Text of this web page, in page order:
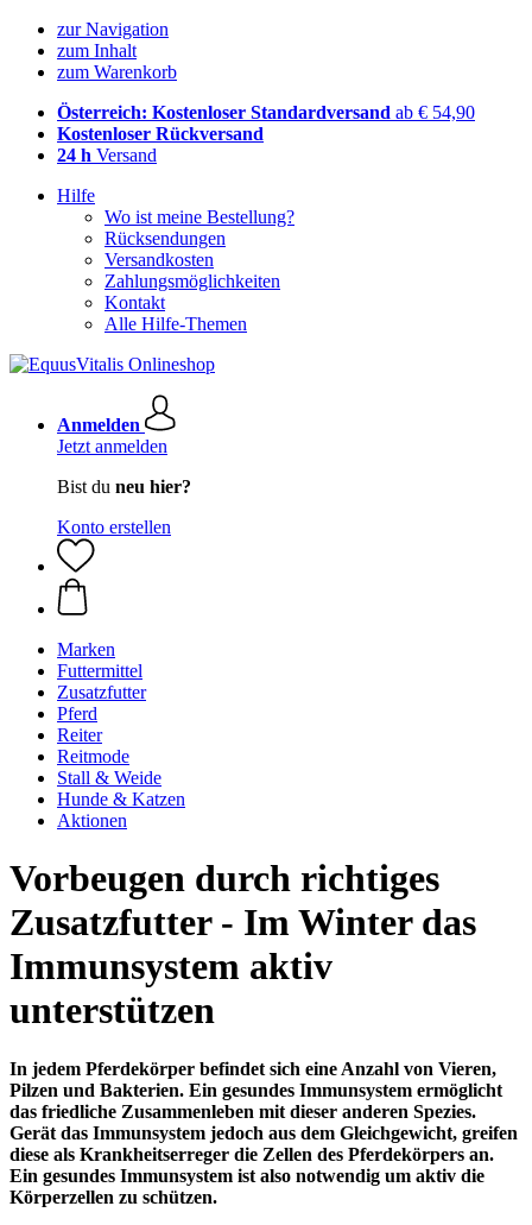
zur Navigation
zum Inhalt
zum Warenkorb
Österreich: Kostenloser Standardversand ab € 54,90
Kostenloser Rückversand
24 h Versand
Hilfe
Wo ist meine Bestellung?
Rücksendungen
Versandkosten
Zahlungsmöglichkeiten
Kontakt
Alle Hilfe-Themen
Anmelden
Jetzt anmelden
Bist du neu hier?
Konto erstellen
Marken
Futtermittel
Zusatzfutter
Pferd
Reiter
Reitmode
Stall & Weide
Hunde & Katzen
Aktionen
Vorbeugen durch richtiges
Zusatzfutter - Im Winter das
Immunsystem aktiv
unterstützen
In jedem Pferdekörper befindet sich eine Anzahl von Vieren,
Pilzen und Bakterien. Ein gesundes Immunsystem ermöglicht
das friedliche Zusammenleben mit dieser anderen Spezies.
Gerät das Immunsystem jedoch aus dem Gleichgewicht, greifen
diese als Krankheitserreger die Zellen des Pferdekörpers an.
Ein gesundes Immunsystem ist also notwendig um aktiv die
Körperzellen zu schützen.